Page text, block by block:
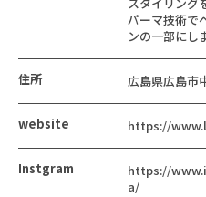
パーマ技術で
ンの一部にし
住所 広島県広島市
website https://
Instgram
https://
a/